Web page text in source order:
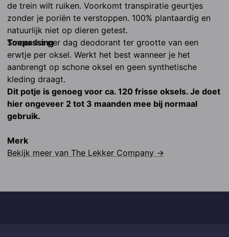
de trein wilt ruiken. Voorkomt transpiratie geurtjes
zonder je poriën te verstoppen. 100% plantaardig en
natuurlijk niet op dieren getest.
Toepassing
Smeer 1 x per dag deodorant ter grootte van een
erwtje per oksel. Werkt het best wanneer je het
aanbrengt op schone oksel en geen synthetische
kleding draagt.
Dit potje is genoeg voor ca. 120 frisse oksels. Je doet
hier ongeveer 2 tot 3 maanden mee bij normaal
gebruik.
Merk
Bekijk meer van The Lekker Company →